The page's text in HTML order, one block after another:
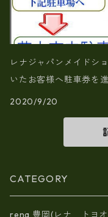
レナジャパンメイドシ
いたお客様へ駐車券を
2020/9/20
CATEGORY
rena 豊岡(レナ トヨオ